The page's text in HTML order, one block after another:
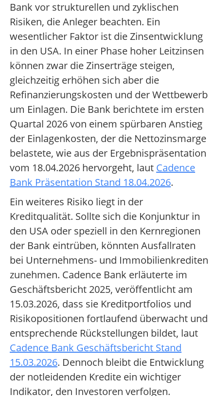
Bank vor strukturellen und zyklischen
Risiken, die Anleger beachten. Ein
wesentlicher Faktor ist die Zinsentwicklung
in den USA. In einer Phase hoher Leitzinsen
können zwar die Zinserträge steigen,
gleichzeitig erhöhen sich aber die
Refinanzierungskosten und der Wettbewerb
um Einlagen. Die Bank berichtete im ersten
Quartal 2026 von einem spürbaren Anstieg
der Einlagenkosten, der die Nettozinsmarge
belastete, wie aus der Ergebnispräsentation
vom 18.04.2026 hervorgeht, laut Cadence
Bank Präsentation Stand 18.04.2026.
Ein weiteres Risiko liegt in der
Kreditqualität. Sollte sich die Konjunktur in
den USA oder speziell in den Kernregionen
der Bank eintrüben, könnten Ausfallraten
bei Unternehmens- und Immobilienkrediten
zunehmen. Cadence Bank erläuterte im
Geschäftsbericht 2025, veröffentlicht am
15.03.2026, dass sie Kreditportfolios und
Risikopositionen fortlaufend überwacht und
entsprechende Rückstellungen bildet, laut
Cadence Bank Geschäftsbericht Stand
15.03.2026. Dennoch bleibt die Entwicklung
der notleidenden Kredite ein wichtiger
Indikator, den Investoren verfolgen.